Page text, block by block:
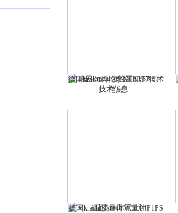
德国kracht齿轮泵KF8RF7技术
信息
德国kracht流量计VC0.04F1PS